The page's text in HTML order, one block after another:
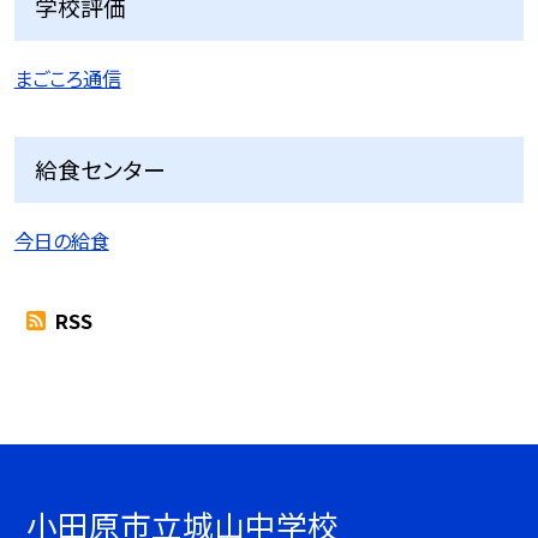
学校評価
まごころ通信
給食センター
今日の給食
RSS
小田原市立城山中学校